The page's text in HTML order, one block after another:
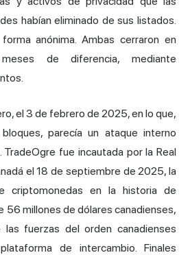
habían eliminado de sus listados.
forma anónima . Ambas cerraron en
de diferencia, mediante
el 3 de febrero de 2025, en lo que,
parecía un ataque interno
fue incautada por la Real
el 18 de septiembre de 2025, la
criptomonedas en la historia de
56 millones de dólares canadienses,
fuerzas del orden canadienses
de intercambio. Finales